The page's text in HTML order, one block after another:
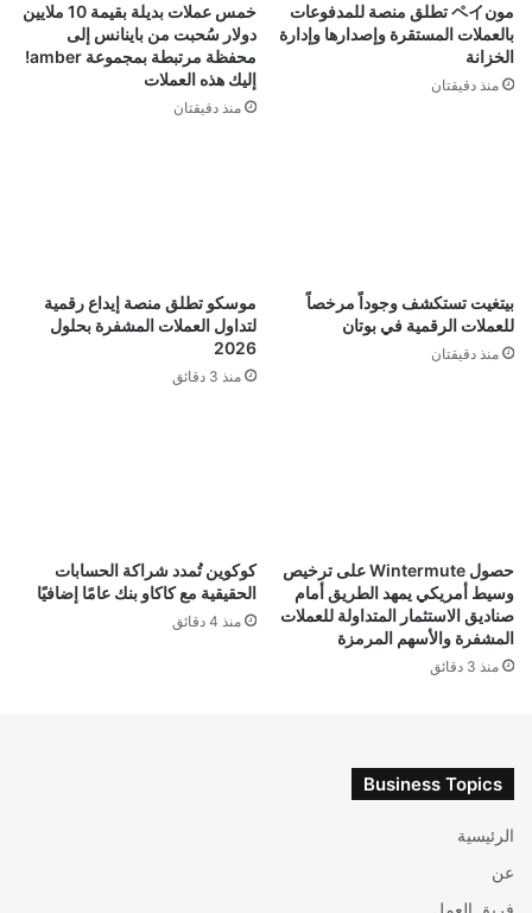
مونペイ تطلق منصة للمدفوعات
بالعملات المستقرة وإصدارها وإدارة
الخزانة
منذ دقيقتان
خمس عملات بديلة بقيمة 10 ملايين
دولار سُحبت من باينانس إلى
محفظة مرتبطة بمجموعة amber!
إليك هذه العملات
منذ دقيقتان
بيتغيت تستكشف وجوداً مرخصاً
للعملات الرقمية في بوتان
منذ دقيقتان
موسكو تطلق منصة إيداع رقمية
لتداول العملات المشفرة بحلول
2026
منذ 3 دقائق
حصول Wintermute على ترخيص
وسيط أمريكي يمهد الطريق أمام
صناديق الاستثمار المتداولة للعملات
المشفرة والأسهم المرمزة
منذ 3 دقائق
كوكوين تُمدد شراكة الحسابات
الحقيقية مع كاكاو بنك عامًا إضافيًا
منذ 4 دقائق
Business Topics
الرئيسية
عن